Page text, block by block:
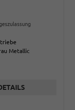
Metallic